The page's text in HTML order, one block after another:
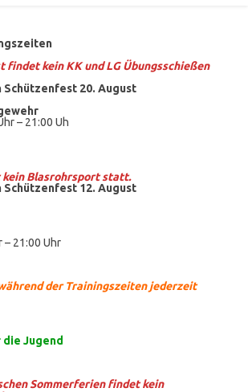
findet kein KK und LG Übungsschießen
Schützenfest 20. August
– 21:00 Uh
keinBlasrohrsport statt.
Schützenfest 12. August
– 21:00 Uhr
der Trainingszeiten jederzeit
die Jugend
Sommerferien findet kein